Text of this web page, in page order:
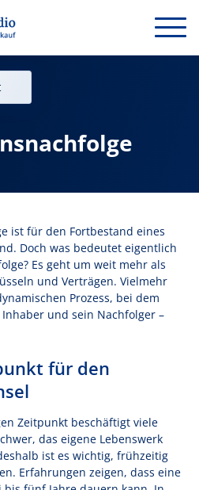
ist für den Fortbestand eines
Doch was bedeutet eigentlich
Es geht um weit mehr als
und Verträgen. Vielmehr
Prozess, bei dem
und sein Nachfolger –
für den
Zeitpunkt beschäftigt viele
das eigene Lebenswerk
ist es wichtig, frühzeitig
Erfahrungen zeigen, dass eine